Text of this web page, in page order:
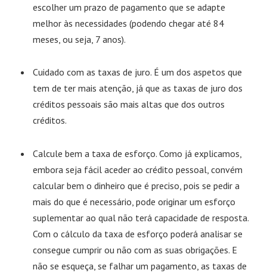
escolher um prazo de pagamento que se adapte
melhor às necessidades (podendo chegar até 84
meses, ou seja, 7 anos).
Cuidado com as taxas de juro. É um dos aspetos que
tem de ter mais atenção, já que as taxas de juro dos
créditos pessoais são mais altas que dos outros
créditos.
Calcule bem a taxa de esforço. Como já explicamos,
embora seja fácil aceder ao crédito pessoal, convém
calcular bem o dinheiro que é preciso, pois se pedir a
mais do que é necessário, pode originar um esforço
suplementar ao qual não terá capacidade de resposta.
Com o cálculo da taxa de esforço poderá analisar se
consegue cumprir ou não com as suas obrigações. E
não se esqueça, se falhar um pagamento, as taxas de